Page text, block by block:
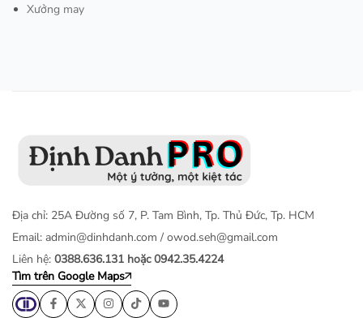
Xưởng may
Địa chỉ: 25A Đường số 7, P. Tam Bình, Tp. Thủ Đức, Tp. HCM
Email: admin@dinhdanh.com / owod.seh@gmail.com
Liên hệ: 0388.636.131 hoặc 0942.35.4224
Tìm trên Google Maps